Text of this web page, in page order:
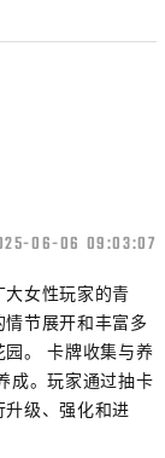
06-06 09:03:07
女性玩家的青
节展开和丰富多
。 卡牌收集与养
成。玩家通过抽卡
级、强化和进